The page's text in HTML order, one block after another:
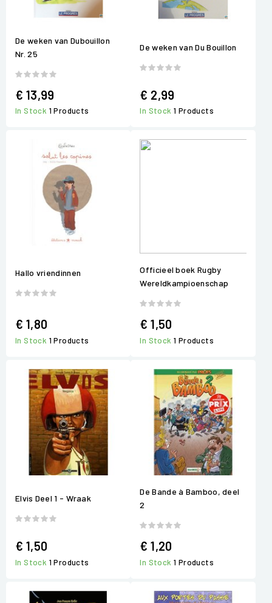
De weken van Dubouillon
Nr. 25
€ 13,99
In Stock 1 Products
De weken van Du Bouillon
€ 2,99
In Stock1 Products
Hallo vriendinnen
€ 1,80
In Stock 1 Products
Officieel boek Rugby
Wereldkampioenschap
€ 1,50
In Stock1 Products
Elvis Deel 1 - Wraak
€ 1,50
In Stock 1 Products
De Bande à Bamboo, deel
2
€ 1,20
In Stock1 Products